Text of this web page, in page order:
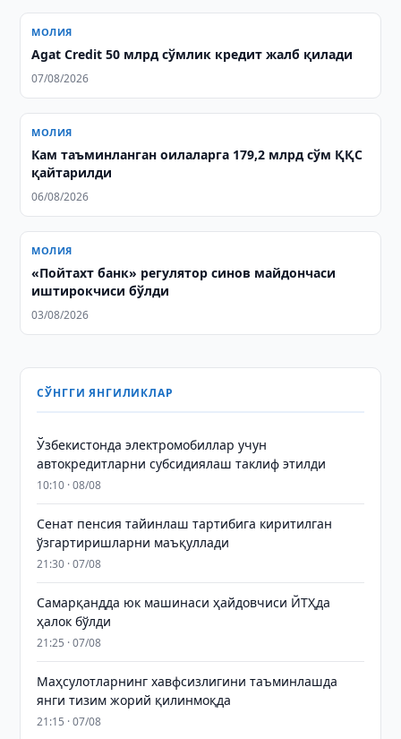
МОЛИЯ
Agat Credit 50 млрд сўмлик кредит жалб қилади
07/08/2026
МОЛИЯ
Кам таъминланган оилаларга 179,2 млрд сўм ҚҚС
қайтарилди
06/08/2026
МОЛИЯ
«Пойтахт банк» регулятор синов майдончаси
иштирокчиси бўлди
03/08/2026
СЎНГГИ ЯНГИЛИКЛАР
Ўзбекистонда электромобиллар учун
автокредитларни субсидиялаш таклиф этилди
10:10 · 08/08
Сенат пенсия тайинлаш тартибига киритилган
ўзгартиришларни маъқуллади
21:30 · 07/08
Самарқандда юк машинаси ҳайдовчиси ЙТҲда
ҳалок бўлди
21:25 · 07/08
Маҳсулотларнинг хавфсизлигини таъминлашда
янги тизим жорий қилинмоқда
21:15 · 07/08